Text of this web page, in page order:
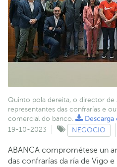
Quinto pola dereita, o director de
representantes das confrarías e
comercial do banco.
19-10-2023
NEGOCIO
ABANCA comprométese un
das confrarías da ría de Vigo